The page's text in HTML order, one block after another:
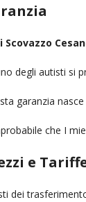
Scovazzo
degli autisti si
garanzia
che I
e
dei